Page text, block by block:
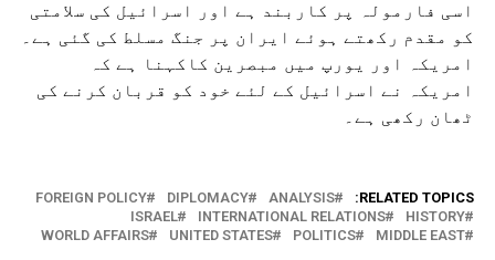
اسی فارمولہ پر کاربند ہے اور اسرائیل کی سلامتی
کو مقدم رکھتے ہوئے ایران پر جنگ مسلط کی گئی ہے۔
امریکہ اور یورپ میں مبصرین کاکہنا ہے کہ
امریکہ نے اسرائیل کے لئے خود کو قربان کرنے کی
ٹھان رکھی ہے۔
RELATED TOPICS:
ANALYSIS
DIPLOMACY
FOREIGN POLICY
HISTORY
INTERNATIONAL RELATIONS
ISRAEL
MIDDLE EAST
POLITICS
UNITED STATES
WORLD AFFAIRS